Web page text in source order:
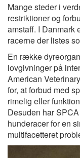
Mange steder i
restriktioner og
amstaff. I Danmark
racerne der listes
En række
lovgivninger på
American
for, at forbud med
rimelig eller
Desuden har
hunderacer for en
multifacetteret